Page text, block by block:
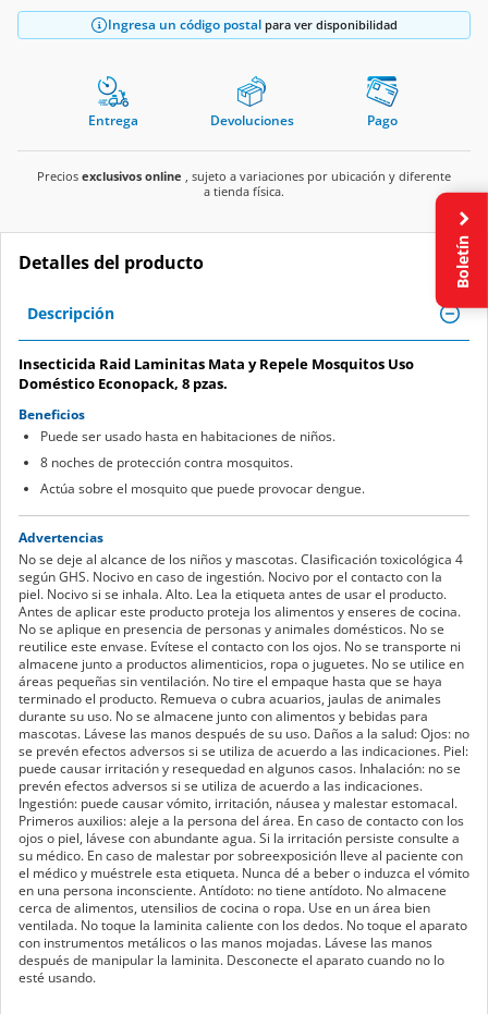
Ingresa un código postal para ver disponibilidad
Entrega Devoluciones Pago
Precios exclusivos online , sujeto a variaciones por ubicación y diferente
a tienda física.
Detalles del producto
Descripción
Insecticida Raid Laminitas Mata y Repele Mosquitos Uso
Doméstico Econopack, 8 pzas.
Beneficios
Puede ser usado hasta en habitaciones de niños.
8 noches de protección contra mosquitos.
Actúa sobre el mosquito que puede provocar dengue.
Advertencias
No se deje al alcance de los niños y mascotas. Clasificación toxicológica 4
según GHS. Nocivo en caso de ingestión. Nocivo por el contacto con la
piel. Nocivo si se inhala. Alto. Lea la etiqueta antes de usar el producto.
Antes de aplicar este producto proteja los alimentos y enseres de cocina.
No se aplique en presencia de personas y animales domésticos. No se
reutilice este envase. Evítese el contacto con los ojos. No se transporte ni
almacene junto a productos alimenticios, ropa o juguetes. No se utilice en
áreas pequeñas sin ventilación. No tire el empaque hasta que se haya
terminado el producto. Remueva o cubra acuarios, jaulas de animales
durante su uso. No se almacene junto con alimentos y bebidas para
mascotas. Lávese las manos después de su uso. Daños a la salud: Ojos: no
se prevén efectos adversos si se utiliza de acuerdo a las indicaciones. Piel:
puede causar irritación y resequedad en algunos casos. Inhalación: no se
prevén efectos adversos si se utiliza de acuerdo a las indicaciones.
Ingestión: puede causar vómito, irritación, náusea y malestar estomacal.
Primeros auxilios: aleje a la persona del área. En caso de contacto con los
ojos o piel, lávese con abundante agua. Si la irritación persiste consulte a
su médico. En caso de malestar por sobreexposición lleve al paciente con
el médico y muéstrele esta etiqueta. Nunca dé a beber o induzca el vómito
en una persona inconsciente. Antídoto: no tiene antídoto. No almacene
cerca de alimentos, utensilios de cocina o ropa. Use en un área bien
ventilada. No toque la laminita caliente con los dedos. No toque el aparato
con instrumentos metálicos o las manos mojadas. Lávese las manos
después de manipular la laminita. Desconecte el aparato cuando no lo
esté usando.
Boletín